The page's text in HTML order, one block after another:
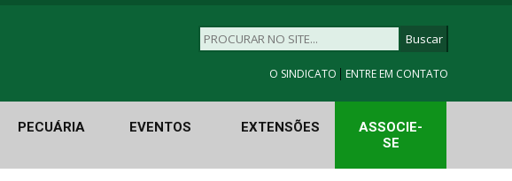
O SINDICATO | ENTRE EM CONTATO
PECUÁRIA EVENTOS EXTENSÕES
ASSOCIE-
SE